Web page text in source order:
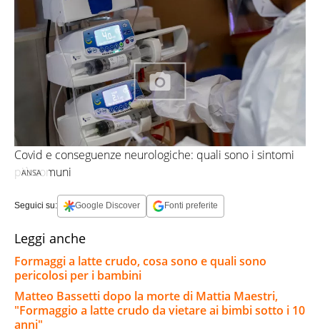
ANSA
Covid e conseguenze neurologiche: quali sono i sintomi
più comuni
Seguici su: Google Discover Fonti preferite
Leggi anche
Formaggi a latte crudo, cosa sono e quali sono
pericolosi per i bambini
Matteo Bassetti dopo la morte di Mattia Maestri,
"Formaggio a latte crudo da vietare ai bimbi sotto i 10
anni"